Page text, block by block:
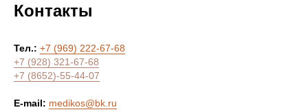
Контакты
Тел.: +7 (969) 222-67-68
+7 (928) 321-67-68
+7 (8652)-55-44-07
E-mail: medikos@bk.ru